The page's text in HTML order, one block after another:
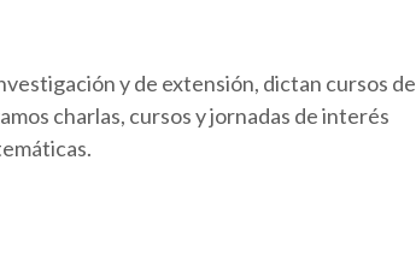
y de extensión, dictan cursos de
charlas, cursos y jornadas de interés